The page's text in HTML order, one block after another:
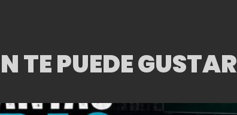
TE PUEDE GUSTAR